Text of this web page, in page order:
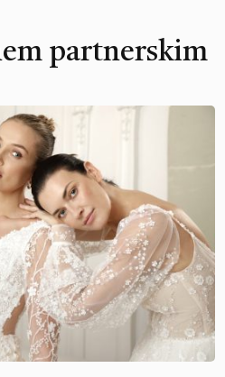
partnerskim